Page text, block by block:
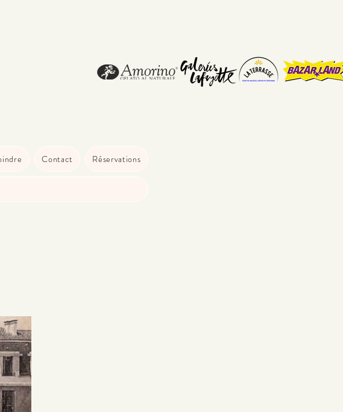
Contact Réservations